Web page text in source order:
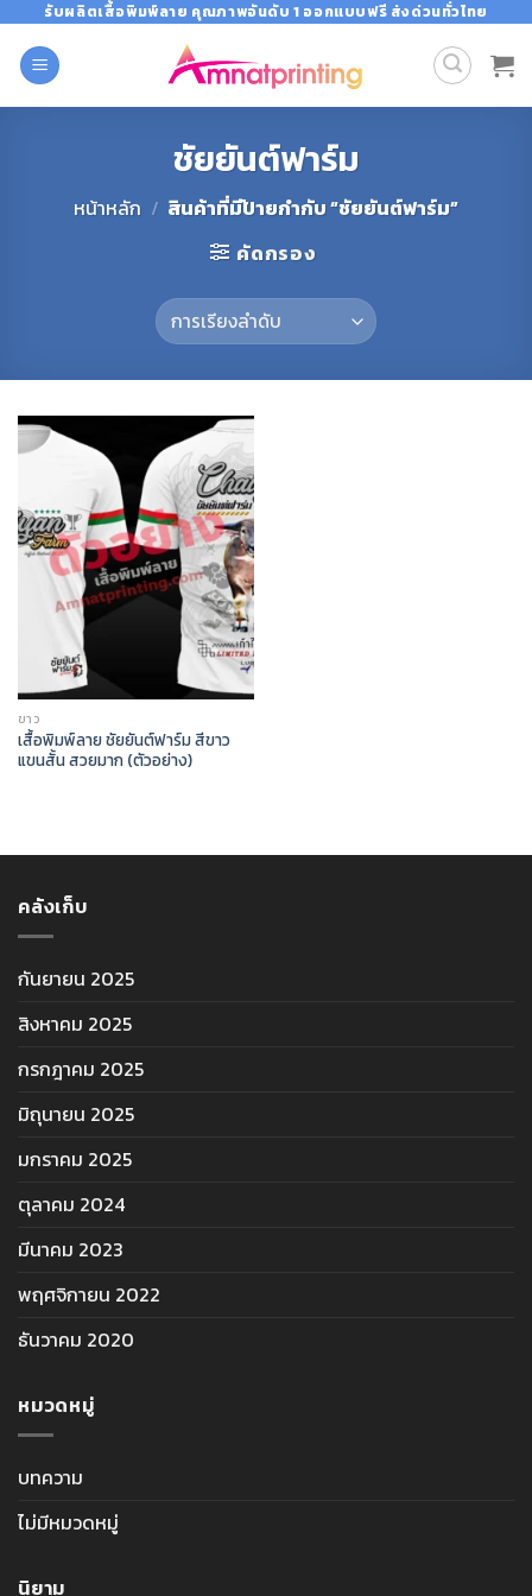
content
รับผลิตเสื้อพิมพ์ลาย คุณภาพอันดับ 1 ออกแบบฟรี ส่งด่วนทั่วไทย
ชัยยันต์ฟาร์ม
หน้าหลัก / สินค้าที่มีป้ายกำกับ “ชัยยันต์ฟาร์ม”
คัดกรอง
ขาว
เสื้อพิมพ์ลาย ชัยยันต์ฟาร์ม สีขาว
แขนสั้น สวยมาก (ตัวอย่าง)
คลังเก็บ
กันยายน 2025
สิงหาคม 2025
กรกฎาคม 2025
มิถุนายน 2025
มกราคม 2025
ตุลาคม 2024
มีนาคม 2023
พฤศจิกายน 2022
ธันวาคม 2020
หมวดหมู่
บทความ
ไม่มีหมวดหมู่
นิยาม